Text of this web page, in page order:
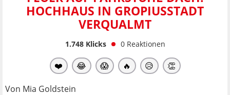
HOCHHAUS IN GROPIUSSTADT
VERQUALMT
1.748Klicks 0 Reaktionen
❤️ 😂 😱 🔥 😥 👏
Von Mia Goldstein